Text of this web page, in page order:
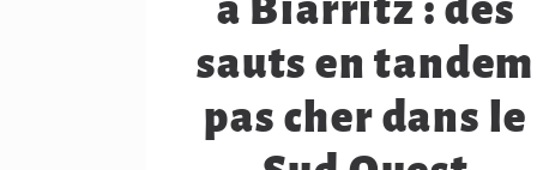
à Biarritz : des
sauts en tandem
pas cher dans le